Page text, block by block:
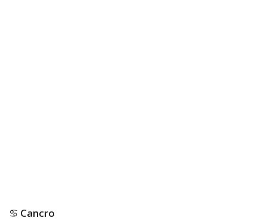
♋ Cancro